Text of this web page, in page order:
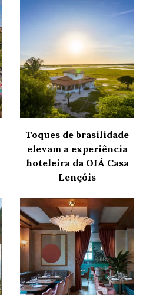
Toques de brasilidade
elevam a experiência
hoteleira da OIÁ Casa
Lençóis